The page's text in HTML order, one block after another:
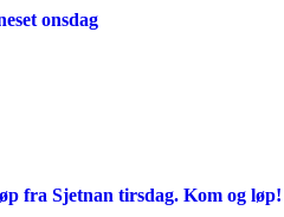
onsdag
fra Sjetnan tirsdag. Kom og løp!